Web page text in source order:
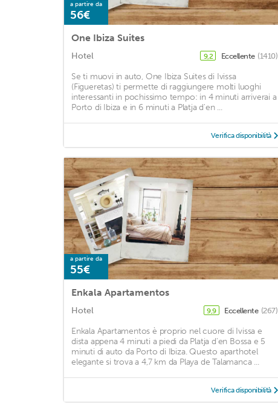
a partire da
56€
One Ibiza Suites
Hotel 9,2 Eccellente (1410)
Se ti muovi in auto, One Ibiza Suites di Ivissa
(Figueretas) ti permette di raggiungere molti luoghi
interessanti in pochissimo tempo: in 4 minuti arriverai a
Porto di Ibiza e in 6 minuti a Platja d'en ...
Verifica disponibilità
a partire da
55€
Enkala Apartamentos
Hotel 9,9 Eccellente (267)
Enkala Apartamentos è proprio nel cuore di Ivissa e
dista appena 4 minuti a piedi da Platja d'en Bossa e 5
minuti di auto da Porto di Ibiza. Questo aparthotel
elegante si trova a 4,7 km da Playa de Talamanca ...
Verifica disponibilità